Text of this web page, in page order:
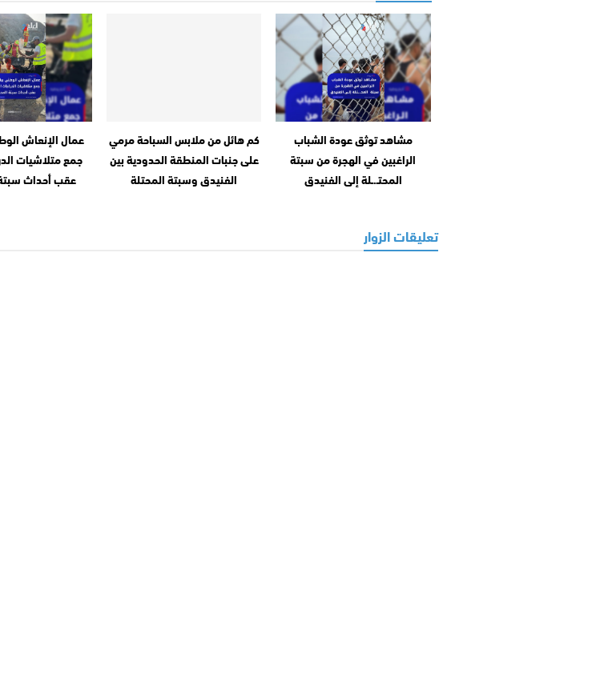
مشاهد توثق عودة الشباب
الراغبين في الهجرة من سبتة
المحتـ.ـلة إلى الفنيدق
كم هائل من ملابس السباحة مرمي
على جنبات المنطقة الحدودية بين
الفنيدق وسبتة المحتلة
عمال الإنعاش
جمع متلاشيات
عقب أحداث سبتة
تعليقات الزوار